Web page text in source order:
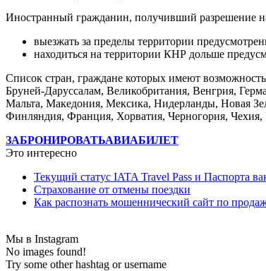
Иностранный гражданин, получивший разрешение
выезжать за пределы территории
находиться на территории КНР дольше
Список стран, граждане которых имеют
Бруней-Даруссалам, Великобритания, Венгрия,
Мальта, Македония, Мексика, Нидерланды, Новая
Финляндия, Франция, Хорватия, Черногория,
ЗАБРОНИРОВАТЬАВИАБИЛЕТ
Это интересно
Текущий статус IATA Travel Pass и Паспорта
Страхование от отмены поездки
Как распознать мошеннический сайт по
Мы в Instagram
No images found!
Try some other hashtag or username